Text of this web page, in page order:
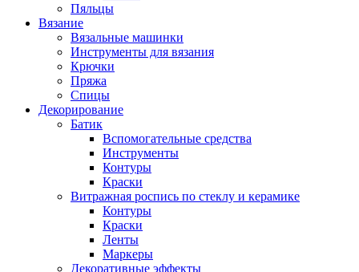
Пяльцы
Вязание
Вязальные машинки
Инструменты для вязания
Крючки
Пряжа
Спицы
Декорирование
Батик
Вспомогательные средства
Инструменты
Контуры
Краски
Витражная роспись по стеклу и керамике
Контуры
Краски
Ленты
Маркеры
Декоративные эффекты